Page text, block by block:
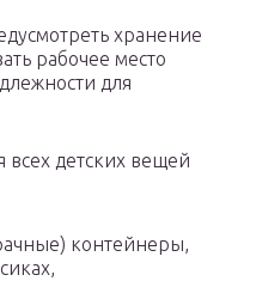
хранение
рабочее место
для
всех детских вещей
контейнеры,